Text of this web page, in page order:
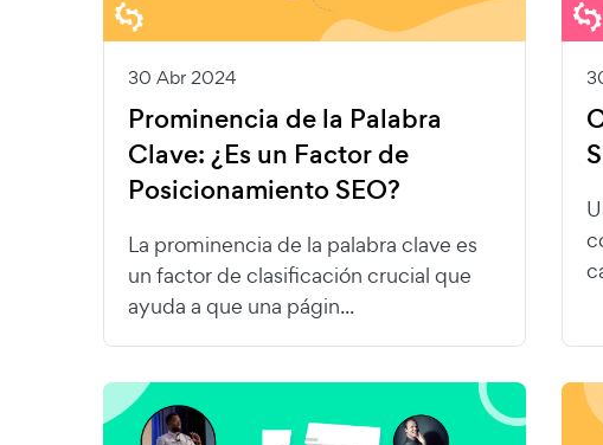
30 Abr 2024
Prominencia de la Palabra
Clave: ¿Es un Factor de
Posicionamiento SEO?
La prominencia de la palabra clave es
un factor de clasificación crucial que
ayuda a que una págin...